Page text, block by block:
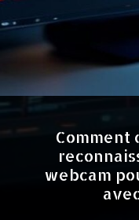
Comment
webcam